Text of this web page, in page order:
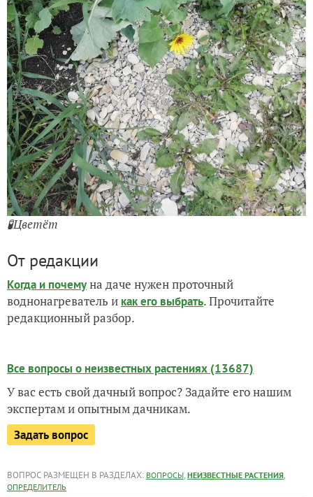
🧪Цветёт
От редакции
Когда и почемуна даче нужен проточный
воднонагреватель и как его выбрать. Прочитайте
редакционный разбор.
Все вопросы о неизвестных растениях (13687)
У вас есть свой дачный вопрос? Задайте его нашим
экспертам и опытным дачникам.
Задать вопрос
ВОПРОС РАЗМЕЩЕН В РАЗДЕЛАХ: ВОПРОСЫ, НЕИЗВЕСТНЫЕ РАСТЕНИЯ,
ОПРЕДЕЛИТЕЛЬ